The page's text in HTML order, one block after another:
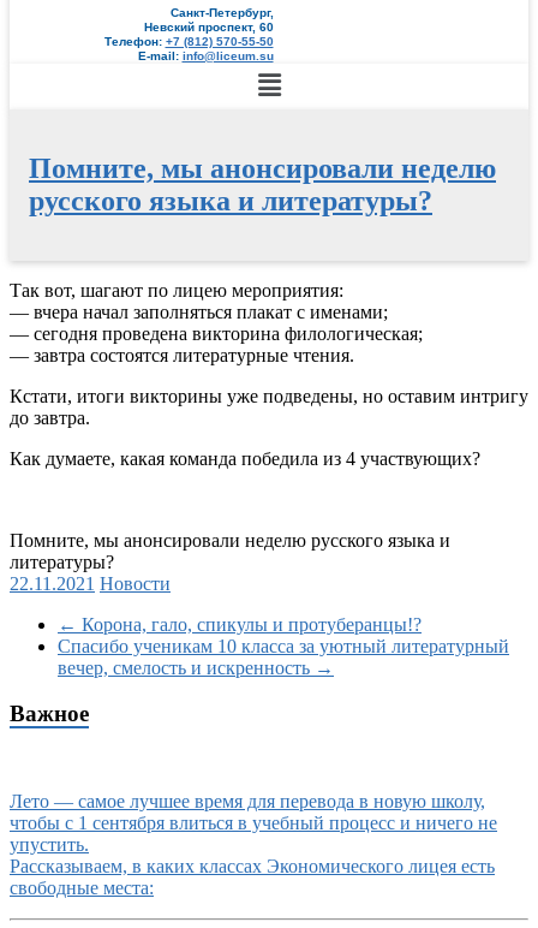
Санкт-Петербург,
Невский проспект, 60
Телефон: +7 (812) 570-55-50
E-mail: info@liceum.su
Меню
Помните, мы анонсировали неделю
русского языка и литературы?
Перейти
к
содержимому
Так вот, шагают по лицею мероприятия:
— вчера начал заполняться плакат с именами;
— сегодня проведена викторина филологическая;
— завтра состоятся литературные чтения.
Кстати, итоги викторины уже подведены, но оставим интригу
до завтра.
Как думаете, какая команда победила из 4 участвующих?
Помните, мы анонсировали неделю русского языка и
литературы?
22.11.2021 Новости
← Корона, гало, спикулы и протуберанцы!?
Спасибо ученикам 10 класса за уютный литературный
вечер, смелость и искренность →
Важное
Лето — самое лучшее время для перевода в новую школу,
чтобы с 1 сентября влиться в учебный процесс и ничего не
упустить.
Рассказываем, в каких классах Экономического лицея есть
свободные места: